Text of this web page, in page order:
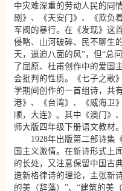
中灾难深重的劳动人民的
剧》、《天安门》、《欺负
军阀的暴行。在《发现》这
侵略、山河破碎、民不聊生
天，逼迫八面的风”，但“总
了屈原、杜甫创作中的爱国
会批判的性质。《七子之歌
学期间创作的一首组诗，共
港》、《台湾》、《威海卫
顺，大连》。其中《澳门》
师大版四年级下册语文教材。
1928年出版第二部诗集《
国主义激情。在新诗形式上
的长处，又注意保留中国古
造新格律诗的理论，主张新
的美（辞藻）”、“建筑的美